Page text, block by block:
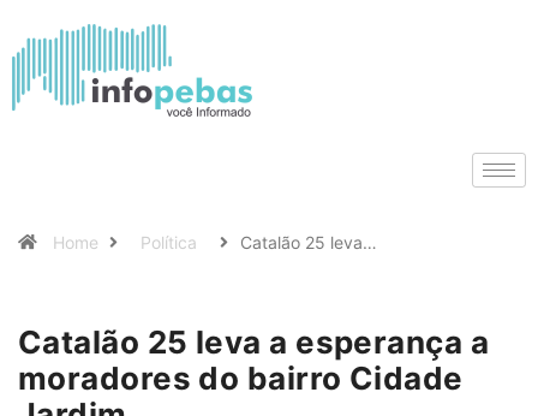
Home Política Catalão 25 leva…
Catalão 25 leva a esperança a
moradores do bairro Cidade